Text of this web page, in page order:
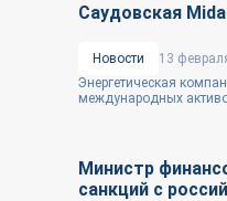
Саудовская
Новости
13
Энергетическая
международных
Министр
санкций с